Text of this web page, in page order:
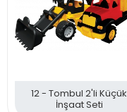
12 - Tombul 2'li Küçük
İnşaat Seti